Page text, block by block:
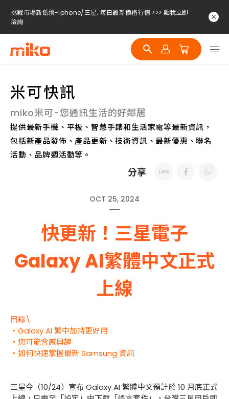
挑戰市場新低價-iphone/三星..每日最新價格行情 >>> 點我立即
洽詢
挑戰市場新低價-iphone/三星..每日最新價格行情 >>> 點我立即
洽詢
挑戰市場新低價-iphone/三星..每日最新價格行情 >>> 點我立即
米可快訊
miko米可-您通訊生活的好鄰居
提供最新手機、平板、智慧手錶和生活家電等最新資訊，
包括新產品發佈、產品更新、技術資訊、最新優惠、聯名
活動、品牌週活動等。
分享
OCT 25, 2024
快更新！三星電子
Galaxy AI繁體中文正式
上線
目錄\
・Galaxy AI 繁中加持更好用
・您可能會感興趣
・如何快速掌握最新 Samsung 資訊
三星今（10/24）宣布 Galaxy AI 繁體中文預計於 10 月底正式